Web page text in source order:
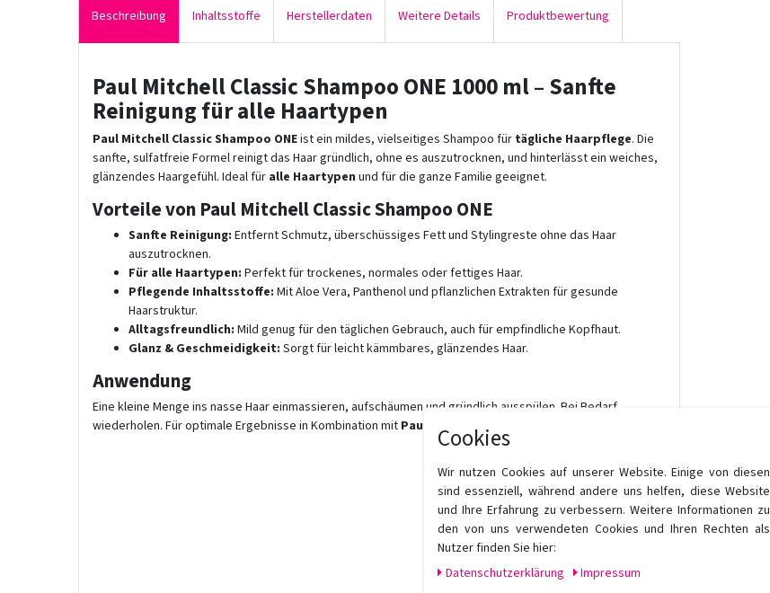
Beschreibung Inhaltsstoffe Herstellerdaten Weitere Details Produktbewertung
Paul Mitchell Classic Shampoo ONE 1000 ml – Sanfte
Reinigung für alle Haartypen
Paul Mitchell Classic Shampoo ONEist ein mildes, vielseitiges Shampoo für tägliche Haarpflege. Die
sanfte, sulfatfreie Formel reinigt das Haar gründlich, ohne es auszutrocknen, und hinterlässt ein weiches,
glänzendes Haargefühl. Ideal für alle Haartypen und für die ganze Familie geeignet.
Vorteile von Paul Mitchell Classic Shampoo ONE
Sanfte Reinigung: Entfernt Schmutz, überschüssiges Fett und Stylingreste ohne das Haar
auszutrocknen.
Für alle Haartypen: Perfekt für trockenes, normales oder fettiges Haar.
Pflegende Inhaltsstoffe: Mit Aloe Vera, Panthenol und pflanzlichen Extrakten für gesunde
Haarstruktur.
Alltagsfreundlich: Mild genug für den täglichen Gebrauch, auch für empfindliche Kopfhaut.
Glanz & Geschmeidigkeit: Sorgt für leicht kämmbares, glänzendes Haar.
Anwendung
Eine kleine Menge ins nasse Haar einmassieren, aufschäumen und gründlich ausspülen. Bei Bedarf
wiederholen. Für optimale Ergebnisse in Kombination mit Paul Mitchell Conditioner
Cookies
Wir nutzen Cookies auf unserer Website. Einige von diesen
sind essenziell, während andere uns helfen, diese Website
und Ihre Erfahrung zu verbessern. Weitere Informationen zu
den von uns verwendeten Cookies und Ihren Rechten als
Nutzer finden Sie hier:
Daten­schutz­erklärung
Impressum